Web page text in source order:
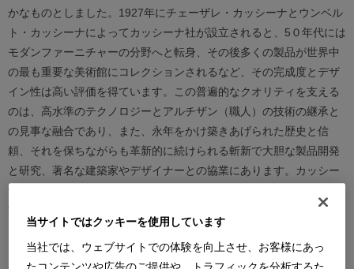
かなものとしました。1927年にチェーザレ・カッシーナとウンベル
ト・カッシーナによってカッシーナ社が設立されると、5０年代には
モダンファーニチャーの分野へと転身、その後多くの製品が世界中
の最も重要な美術館にコレクションされるなど、その完成度とデザ
イン性は高い評価を得ています。この普遍的なクオリティを支える
のは、高水準のテクノロジーとアルチザン（職人）の技術の継承と
の見事な融合であり、また、永年をかけ築きあげられた歴史と信
頼、それを保ちながらも革新的に続けられる斬新で大胆な製品開発
と研究、著名な建築家やデザイナーとの協業にあります。カッシー
ナは、時代を越えて人々を魅了し、特別な満足感をもたらし続けま
す。
ブランド紹介を見る
当サイトではクッキーを使用しています
当社では、ウェブサイトでの体験を向上させ、お客様にあっ